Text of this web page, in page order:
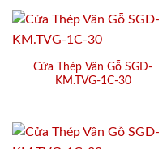
Cửa Thép Vân Gỗ SGD-
KM.TVG-1C-30